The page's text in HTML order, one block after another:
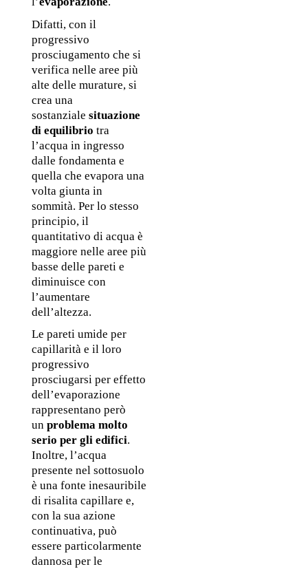
Difatti, con il
progressivo
prosciugamento che si
verifica nelle aree più
alte delle murature, si
crea una
sostanziale situazione
di equilibrio tra
l’acqua in ingresso
dalle fondamenta e
quella che evapora una
volta giunta in
sommità. Per lo stesso
principio, il
quantitativo di acqua è
maggiore nelle aree più
basse delle pareti e
diminuisce con
l’aumentare
dell’altezza.
Le pareti umide per
capillarità e il loro
progressivo
prosciugarsi per effetto
dell’evaporazione
rappresentano però
un problema molto
serio per gli edifici.
Inoltre, l’acqua
presente nel sottosuolo
è una fonte inesauribile
di risalita capillare e,
con la sua azione
continuativa, può
essere particolarmente
dannosa per le